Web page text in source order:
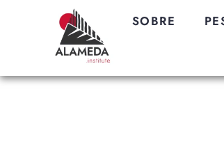
SOBRE